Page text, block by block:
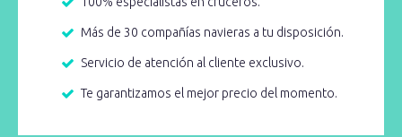
Más de 30 compañías navieras a tu disposición.
Servicio de atención al cliente exclusivo.
Te garantizamos el mejor precio del momento.